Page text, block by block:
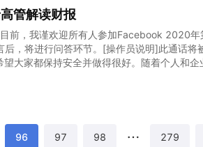
管解读财报
前，我谨欢迎所有人参加Facebook 2020年
，将进行问答环节。[操作员说明]此通话将
大家都保持安全并做得很好。随着个人和企
这些艰难时期。现在，全球每天有25亿人每
黑客攻击，但是我们结束了出现了一些新事
96 97 98 279